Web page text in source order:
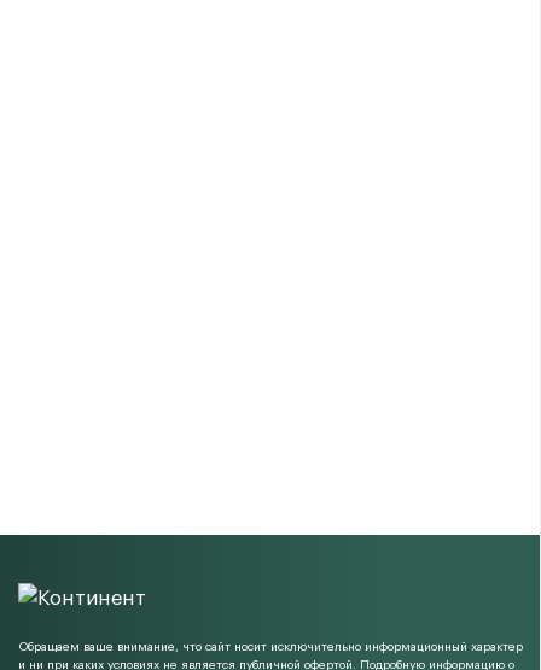
Обращаем ваше внимание, что сайт носит исключительно информационный характер
и ни при каких условиях не является публичной офертой. Подробную информацию о